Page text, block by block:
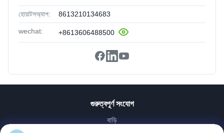
হোয়াটসঅ্যাপ: 8613210134683
wechat: +8613606488500
গুরুত্বপূর্ণ সংযোগ
বাড়ি